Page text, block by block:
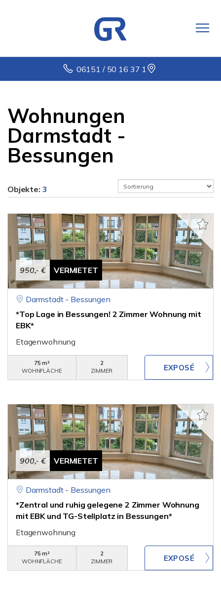
06151 / 50 16 37 1
Wohnungen
Darmstadt -
Bessungen
Objekte: 3
950,- € VERMIETET
Darmstadt - Bessungen
*Top Lage in Bessungen! 2 Zimmer Wohnung mit
EBK*
Etagenwohnung
75 m²
WOHNFLÄCHE
2
ZIMMER
900,- € VERMIETET
Darmstadt - Bessungen
*Zentral und ruhig gelegene 2 Zimmer Wohnung
mit EBK und TG-Stellplatz in Bessungen*
Etagenwohnung
75 m²
WOHNFLÄCHE
2
ZIMMER